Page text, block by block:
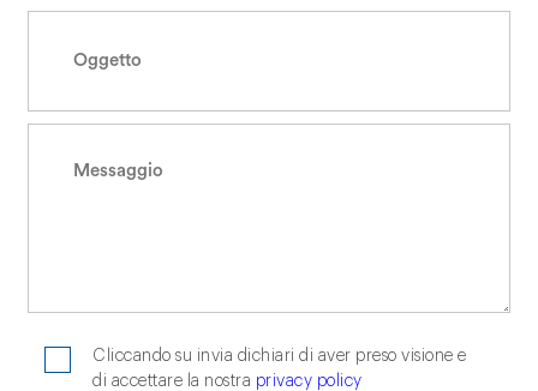
Cliccando su invia dichiari di aver preso visione e
di accettare la nostra privacy policy